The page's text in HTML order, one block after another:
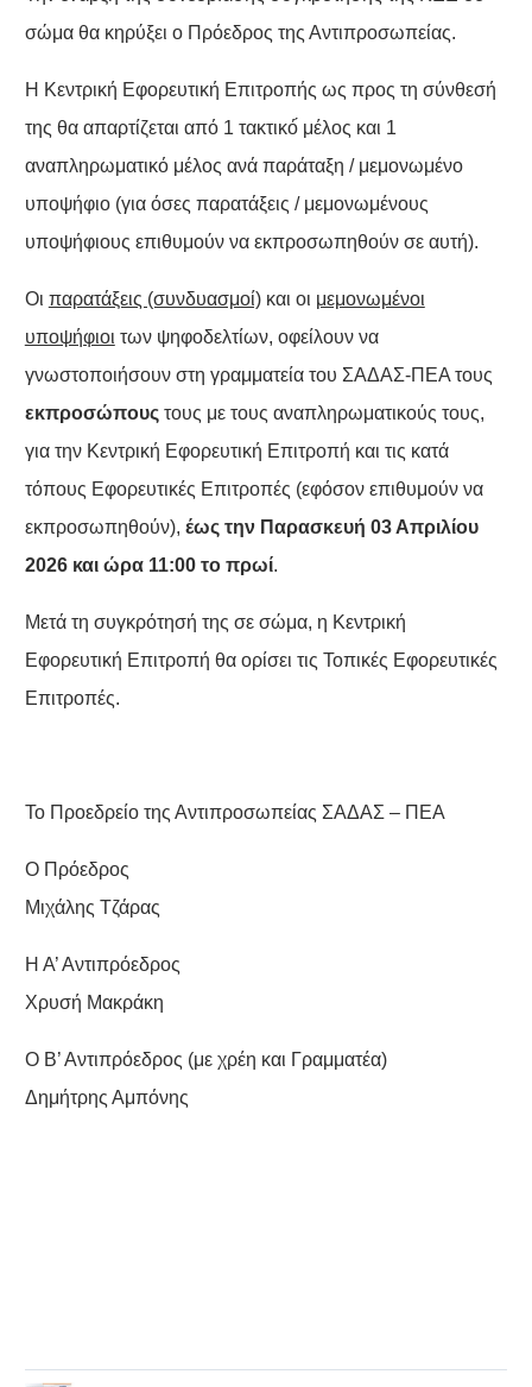
σώμα θα κηρύξει ο Πρόεδρος της Αντιπροσωπείας.
Η Κεντρική Εφορευτική Επιτροπής ως προς τη σύνθεσή
της θα απαρτίζεται από 1 τακτικό́ μέλος και 1
αναπληρωματικό μέλος ανά παράταξη / μεμονωμένο
υποψήφιο (για όσες παρατάξεις / μεμονωμένους
υποψήφιους επιθυμούν να εκπροσωπηθούν σε αυτή).
Οι παρατάξεις (συνδυασμοί)και οι μεμονωμένοι
υποψήφιοι των ψηφοδελτίων, οφείλουν να
γνωστοποιήσουν στη γραμματεία του ΣΑΔΑΣ-ΠΕΑ τους
εκπροσώπουςτους με τους αναπληρωματικούς τους,
για την Κεντρική Εφορευτική Επιτροπή και τις κατά
τόπους Εφορευτικές Επιτροπές (εφόσον επιθυμούν να
εκπροσωπηθούν), έως την Παρασκευή 03 Απριλίου
2026 και ώρα 11:00 το πρωί.
Μετά τη συγκρότησή της σε σώμα, η Κεντρική
Εφορευτική Επιτροπή θα ορίσει τις Τοπικές Εφορευτικές
Επιτροπές.
Το Προεδρείο της Αντιπροσωπείας ΣΑΔΑΣ – ΠΕΑ
Ο Πρόεδρος
Μιχάλης Τζάρας
Η Α’ Αντιπρόεδρος
Χρυσή Μακράκη
Ο Β’ Αντιπρόεδρος (με χρέη και Γραμματέα)
Δημήτρης Αμπόνης